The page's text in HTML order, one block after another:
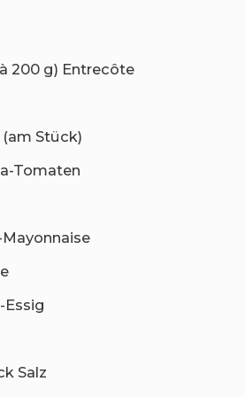
200 g) Entrecôte
Stück)
Tomaten
Essig
Salz